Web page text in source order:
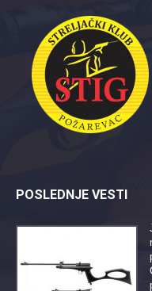
POSLEDNJE VESTI